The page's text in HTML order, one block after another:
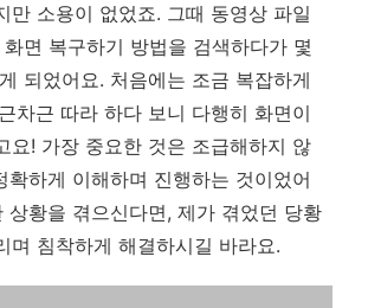
만 소용이 없었죠. 그때 동영상 파일
면 복구하기 방법을 검색하다가 몇
되었어요. 처음에는 조금 복잡하게
차근 따라 하다 보니 다행히 화면이
요! 가장 중요한 것은 조급해하지 않
확하게 이해하며 진행하는 것이었어
상황을 겪으신다면, 제가 겪었던 당황
며 침착하게 해결하시길 바라요.